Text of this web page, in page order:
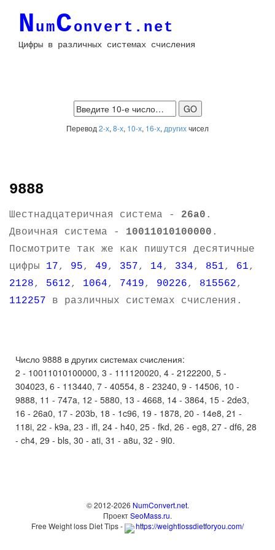
NumConvert.net
Цифры в различных системах счисления
Перевод 2-х, 8-х, 10-х, 16-х, другихчисел
9888
Шестнадцатеричная система - 26a0 .
Двоичная система - 10011010100000 .
Посмотрите так же как пишутся десятичные
цифры 17, 95, 49, 357, 14, 334, 851, 61,
2128, 5612, 1064, 7419, 90226, 815562,
112257 в различных системах счисления.
Число 9888 в других системах счисления:
2 - 10011010100000, 3 - 111120020, 4 - 2122200, 5 -
304023, 6 - 113440, 7 - 40554, 8 - 23240, 9 - 14506, 10 -
9888, 11 - 747a, 12 - 5880, 13 - 4668, 14 - 3864, 15 - 2de3,
16 - 26a0, 17 - 203b, 18 - 1c96, 19 - 1878, 20 - 14e8, 21 -
118i, 22 - k9a, 23 - ifl, 24 - h40, 25 - fkd, 26 - eg8, 27 - df6, 28
- ch4, 29 - bls, 30 - ati, 31 - a8u, 32 - 9l0.
© 2012-2026 NumConvert.net.
ПроектSeoMass.ru.
Free Weight loss Diet Tips -
https://weightlossdietforyou.com/